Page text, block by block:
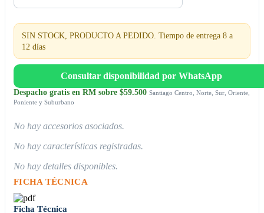
SIN STOCK, PRODUCTO A PEDIDO. Tiempo de entrega 8 a
12 días
Consultar disponibilidad por WhatsApp
Despacho gratis en RM sobre $59.500 Santiago Centro, Norte, Sur, Oriente,
Poniente y Suburbano
No hay accesorios asociados.
No hay características registradas.
No hay detalles disponibles.
FICHA TÉCNICA
Ficha Técnica